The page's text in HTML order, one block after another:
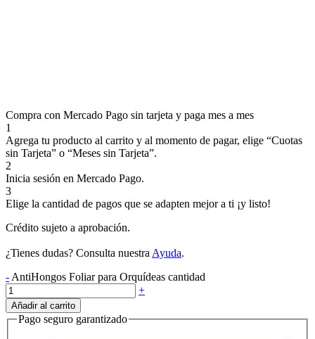
Compra con Mercado Pago sin tarjeta y paga mes a mes
1
Agrega tu producto al carrito y al momento de pagar, elige “Cuotas
sin Tarjeta” o “Meses sin Tarjeta”.
2
Inicia sesión en Mercado Pago.
3
Elige la cantidad de pagos que se adapten mejor a ti ¡y listo!
Crédito sujeto a aprobación.
¿Tienes dudas? Consulta nuestra Ayuda.
- AntiHongos Foliar para Orquídeas cantidad
+
Añadir al carrito
Pago seguro garantizado